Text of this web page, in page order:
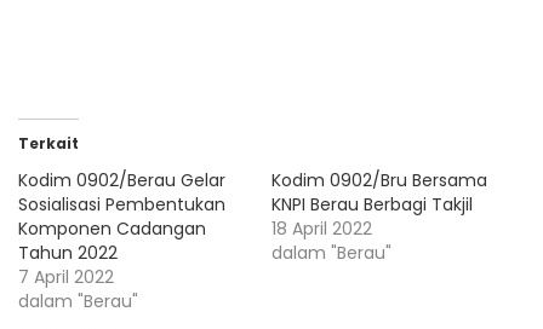
Terkait
Kodim 0902/Berau Gelar
Sosialisasi Pembentukan
Komponen Cadangan
Tahun 2022
7 April 2022
dalam "Berau"
Kodim 0902/Bru Bersama
KNPI Berau Berbagi Takjil
18 April 2022
dalam "Berau"